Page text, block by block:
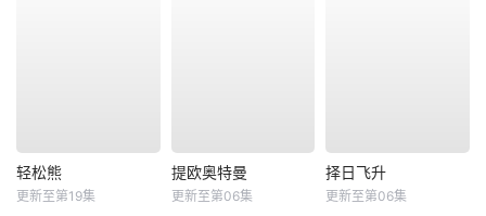
轻松熊
更新至第19集
提欧奥特曼
更新至第06集
择日飞升
更新至第06集